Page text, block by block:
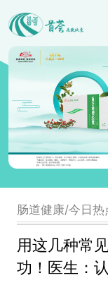
肠道健康/今日热
用这几种常
功！医生：